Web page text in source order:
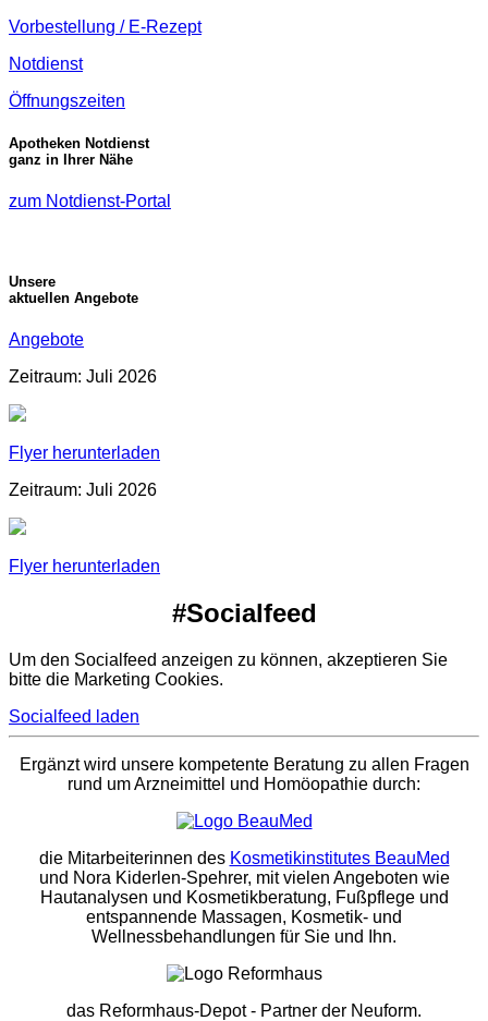
Vorbestellung / E-Rezept
Notdienst
Öffnungszeiten
Apotheken Notdienst
ganz in Ihrer Nähe
zum Notdienst-Portal
Unsere
aktuellen Angebote
Angebote
Zeitraum: Juli 2026
Flyer herunterladen
Zeitraum: Juli 2026
Flyer herunterladen
#Socialfeed
Um den Socialfeed anzeigen zu können, akzeptieren Sie
bitte die Marketing Cookies.
Socialfeed laden
Ergänzt wird unsere kompetente Beratung zu allen Fragen
rund um Arzneimittel und Homöopathie durch:
die Mitarbeiterinnen des Kosmetikinstitutes BeauMed
und Nora Kiderlen-Spehrer, mit vielen Angeboten wie
Hautanalysen und Kosmetikberatung, Fußpflege und
entspannende Massagen, Kosmetik- und
Wellnessbehandlungen für Sie und Ihn.
das Reformhaus-Depot- Partner der Neuform.